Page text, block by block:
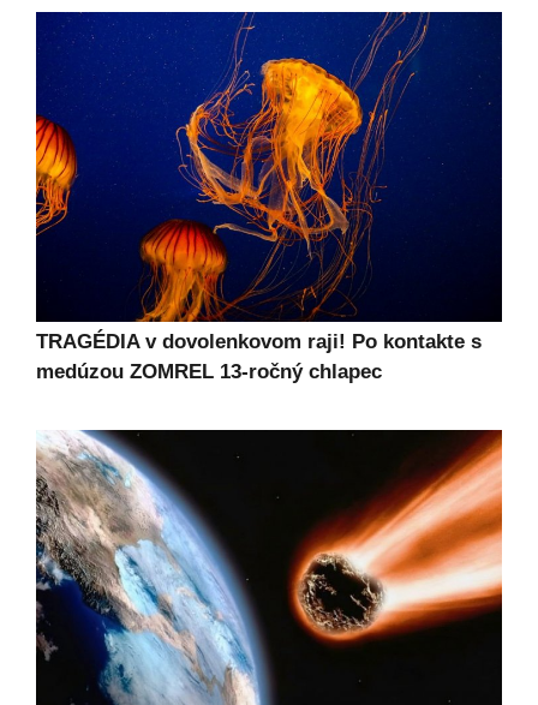
TRAGÉDIA v dovolenkovom raji! Po kontakte s
medúzou ZOMREL 13-ročný chlapec